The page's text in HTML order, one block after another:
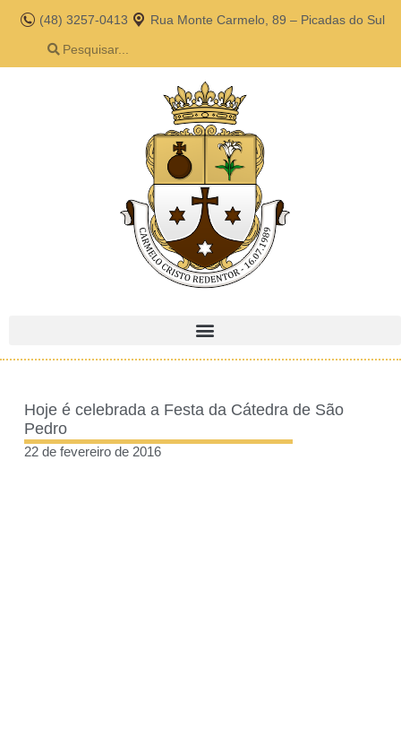
(48) 3257-0413 Rua Monte Carmelo, 89 – Picadas do Sul
Hoje é celebrada a Festa da Cátedra de São
Pedro
22 de fevereiro de 2016